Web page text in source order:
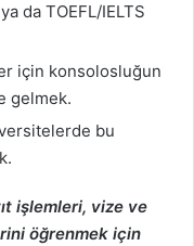
da TOEFL/IELTS
için konsolosluğun
gelmek.
bu
işlemleri, vize ve
öğrenmek için